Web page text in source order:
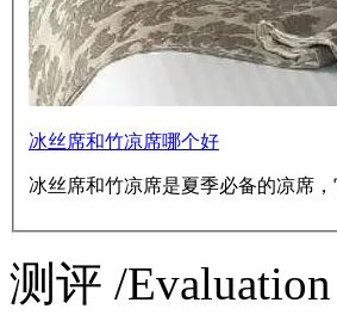
冰丝席和竹凉席哪个好
冰丝席和竹凉席是夏季必备的凉席
测评 /Evaluation